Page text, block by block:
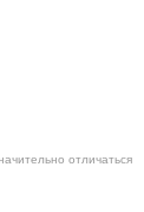
отличаться